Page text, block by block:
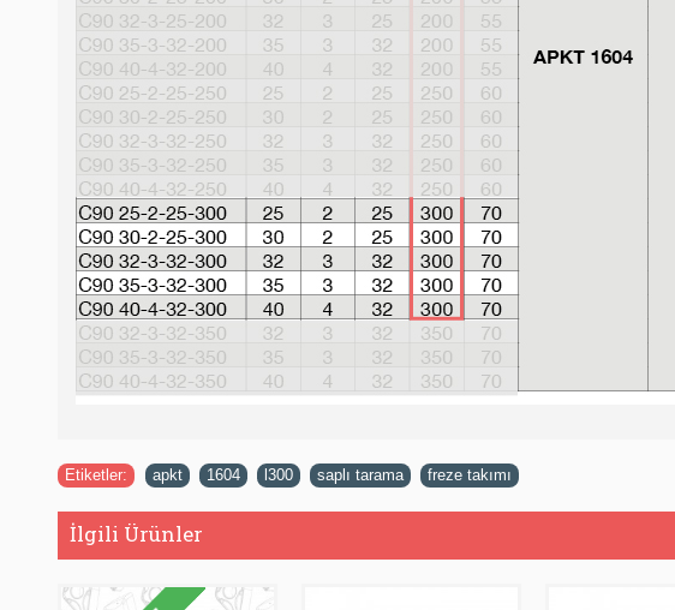
Etiketler: apkt 1604 l300 saplı tarama freze takımı
İlgili Ürünler